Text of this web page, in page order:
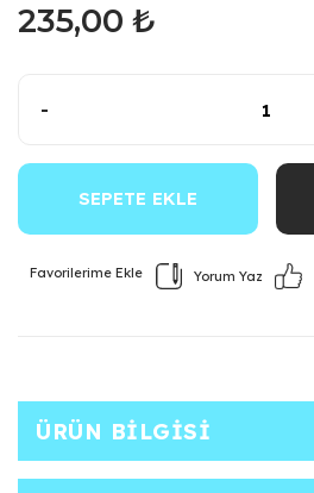
235,00 ₺
-
SEPETE EKLE
Yorum Yaz
ÜRÜN BILGISI